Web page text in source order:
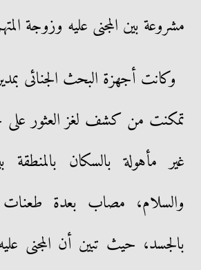
مشروعة بين المجنى عليه وزوجة
وكانت أجهزة البحث الجنائى
تمكنت من كشف لغز العثور
غير مأهولة بالسكان بالمنطقة
والسلام، مصاب بعدة طعنات
بالجسد، حيث تبين أن المجنى